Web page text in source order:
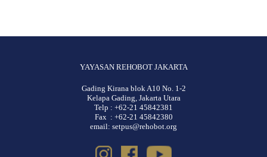
YAYASAN REHOBOT JAKARTA
Gading Kirana blok A10 No. 1-2
Kelapa Gading, Jakarta Utara
Telp : +62-21 45842381
Fax : +62-21 45842380
email: setpus@rehobot.org